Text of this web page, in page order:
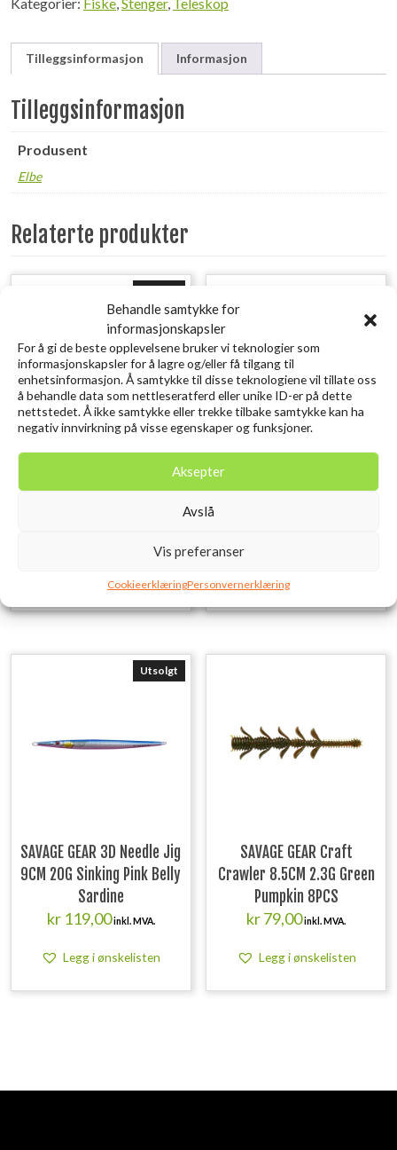
Behandle samtykke for
informasjonskapsler
For å gi de beste opplevelsene bruker vi teknologier som
informasjonskapsler for å lagre og/eller få tilgang til
enhetsinformasjon. Å samtykke til disse teknologiene vil tillate oss
å behandle data som nettleseratferd eller unike ID-er på dette
nettstedet. Å ikke samtykke eller trekke tilbake samtykke kan ha
negativ innvirkning på visse egenskaper og funksjoner.
Aksepter
Avslå
Vis preferanser
CookieerklæringPersonvernerklæring
Tilleggsinformasjon Informasjon
Tilleggsinformasjon
Produsent
Elbe
Relaterte produkter
Retractor M
Legg i ønskelisten
Crawler 8.5CM 2.3G Holo
Legg i ønskelisten
Utsolgt
SAVAGE GEAR 3D Needle Jig
9CM 20G Sinking Pink Belly
Sardine
kr119,00inkl. MVA.
Legg i ønskelisten
SAVAGE GEAR Craft
Crawler 8.5CM 2.3G Green
Pumpkin 8PCS
kr79,00inkl. MVA.
Legg i ønskelisten